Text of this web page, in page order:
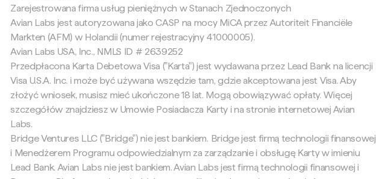
Zarejestrowana firma usług pieniężnych w Stanach Zjednoczonych
Avian Labs jest autoryzowana jako CASP na mocy MiCA przez Autoriteit Financiële
Markten (AFM) w Holandii (numer rejestracyjny 41000005).
Avian Labs USA, Inc., NMLS ID # 2639252
Przedpłacona Karta Debetowa Visa ("Karta") jest wydawana przez Lead Bank na licencji
Visa U.S.A. Inc. i może być używana wszędzie tam, gdzie akceptowana jest Visa. Aby
złożyć wniosek, musisz mieć ukończone 18 lat. Mogą obowiązywać opłaty. Więcej
szczegółów znajdziesz w Umowie Posiadacza Karty i na stronie internetowej Avian
Labs.
Bridge Ventures LLC ("Bridge") nie jest bankiem. Bridge jest firmą technologii finansowej
i Menedżerem Programu odpowiedzialnym za zarządzanie i obsługę Karty w imieniu
Lead Bank. Avian Labs nie jest bankiem. Avian Labs jest firmą technologii finansowej i